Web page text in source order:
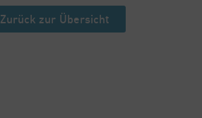
Zurück zur Übersicht